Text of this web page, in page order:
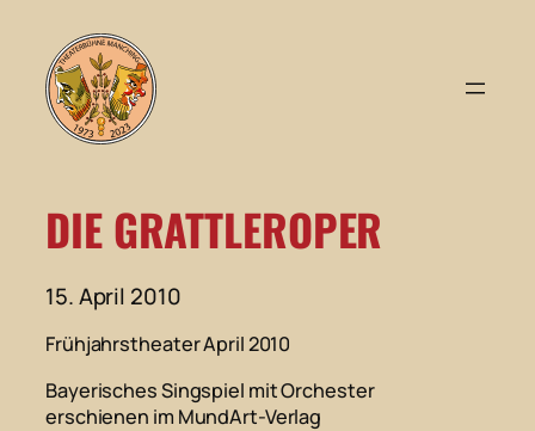
Inhalt
springen
DIE GRATTLEROPER
15. April 2010
Frühjahrstheater April 2010
Bayerisches Singspiel mit Orchester
erschienen im MundArt-Verlag